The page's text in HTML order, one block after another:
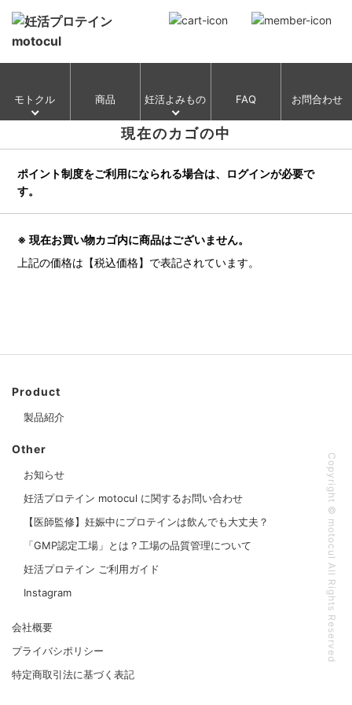
モトクル 商品 妊活よみもの FAQ お問合わせ
現在のカゴの中
ポイント制度をご利用になられる場合は、ログインが必要で
す。
※ 現在お買い物カゴ内に商品はございません。
上記の価格は【税込価格】で表記されています。
Product
製品紹介
Other
お知らせ
妊活プロテイン motocul に関するお問い合わせ
【医師監修】妊娠中にプロテインは飲んでも大丈夫？
「GMP認定工場」とは？工場の品質管理について
妊活プロテイン ご利用ガイド
Instagram
会社概要
プライバシポリシー
特定商取引法に基づく表記
Copyright © motocul All Rights Reserved